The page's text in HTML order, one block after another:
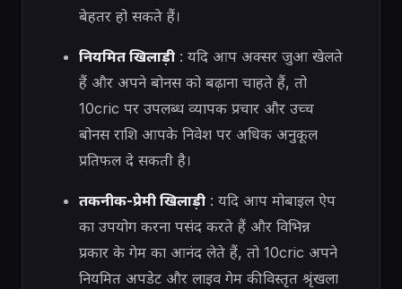
बेहतर हो सकते हैं।
नियमित खिलाड़ी: यदि आप अक्सर जुआ खेलते
हैं और अपने बोनस को बढ़ाना चाहते हैं, तो
10cric पर उपलब्ध व्यापक प्रचार और उच्च
बोनस राशि आपके निवेश पर अधिक अनुकूल
प्रतिफल दे सकती है।
तकनीक-प्रेमी खिलाड़ी: यदि आप मोबाइल ऐप
का उपयोग करना पसंद करते हैं और विभिन्न
प्रकार के गेम का आनंद लेते हैं, तो 10cric अपने
नियमित अपडेट और लाइव गेम की विस्तृत श्रृंखला